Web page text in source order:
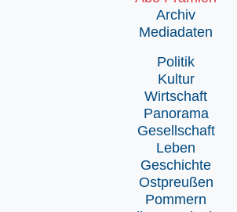
Archiv
Mediadaten
Politik
Kultur
Wirtschaft
Panorama
Gesellschaft
Leben
Geschichte
Ostpreußen
Pommern